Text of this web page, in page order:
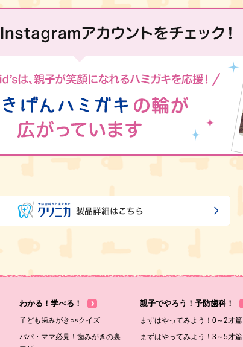
わかる！学べる！
子ども歯みがき○×クイズ
パパ・ママ必見！歯みがきの裏
親子でやろう！予防歯科！
まずはやってみよう！0～2才篇
まずはやってみよう！3～5才篇